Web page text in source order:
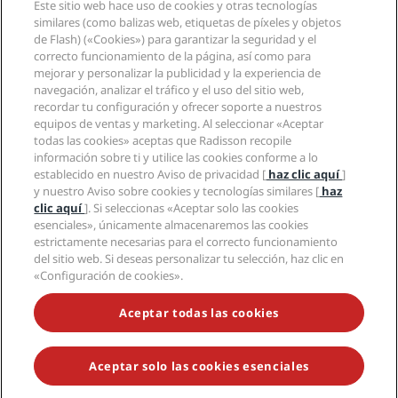
Nuevos hoteles y próximas aperturas
Aplicación de Radisson Hotels
Hoteles Sports Approved
Hoteles ideales para familias
Salud y seguridad
Radisson Hotel Group
Medios
Empleos en RHG
Empleos en PPHE
Empleos en EHL
The Club by RHG
Oportunidades de desarrollo
Responsabilidad social corporativa
Compras
Información legal
Centro de privacidad
Aviso legal
Términos y condiciones de Radisson Rewards
Acuerdo de uso del sitio
Accesibilidad digital
Declaración sobre la esclavitud moderna
Ayuda
Avisos al consumidor
Contacto
Preguntas frecuentes
Mapa del sitio
Redes sociales
Marcas de Radisson Hotels
NO TE PIERDAS NUESTRAS OFERTAS MÁS POPULARES
© 2026 Radisson Hotel Group.Todos los derechos reservados. RHG
Radisson Hotel Group, Radisson, Radisson RED, Radisson Blu, Radisson
Este sitio web hace uso de cookies y otras tecnologías
similares (como balizas web, etiquetas de píxeles y objetos
de Flash) («Cookies») para garantizar la seguridad y el
correcto funcionamiento de la página, así como para
mejorar y personalizar la publicidad y la experiencia de
navegación, analizar el tráfico y el uso del sitio web,
recordar tu configuración y ofrecer soporte a nuestros
equipos de ventas y marketing. Al seleccionar «Aceptar
todas las cookies» aceptas que Radisson recopile
información sobre ti y utilice las cookies conforme a lo
establecido en nuestro Aviso de privacidad [ haz clic aquí]
y nuestro Aviso sobre cookies y tecnologías similares [ haz
clic aquí]. Si seleccionas «Aceptar solo las cookies
esenciales», únicamente almacenaremos las cookies
estrictamente necesarias para el correcto funcionamiento
del sitio web. Si deseas personalizar tu selección, haz clic en
«Configuración de cookies».
Aceptar todas las cookies
Aceptar solo las cookies esenciales